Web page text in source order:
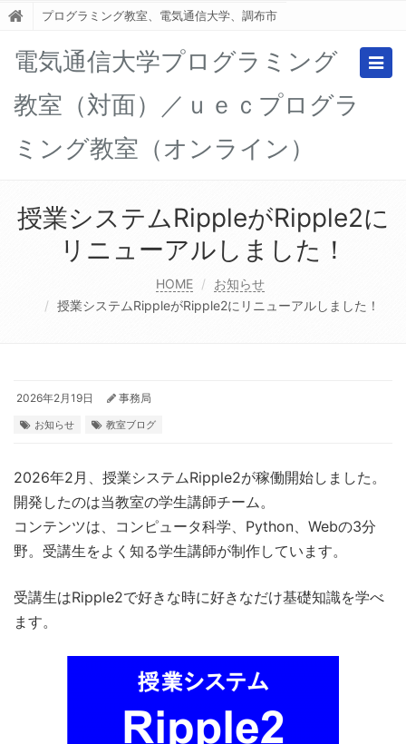
プログラミング教室、電気通信大学、調布市
電気通信大学プログラミング
教室（対面）／ｕｅｃプログラ
ミング教室（オンライン）
授業システムRippleがRipple2に
リニューアルしました！
HOME
お知らせ
授業システムRippleがRipple2にリニューアルしました！
2026年2月19日 事務局
お知らせ 教室ブログ
2026年2月、授業システムRipple2が稼働開始しました。
開発したのは当教室の学生講師チーム。
コンテンツは、コンピュータ科学、Python、Webの3分
野。受講生をよく知る学生講師が制作しています。
受講生はRipple2で好きな時に好きなだけ基礎知識を学べ
ます。